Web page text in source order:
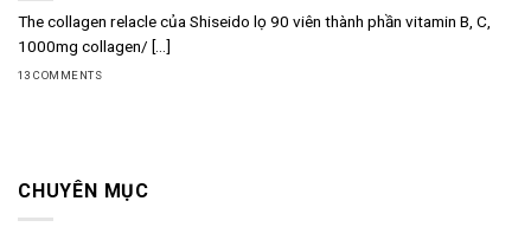
The collagen relacle của Shiseido lọ 90 viên thành phần vitamin B, C,
1000mg collagen/ [...]
13 COMMENTS
CHUYÊN MỤC